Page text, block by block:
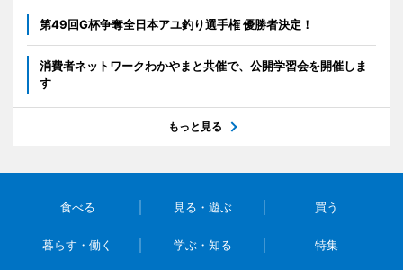
第49回G杯争奪全日本アユ釣り選手権 優勝者決定！
消費者ネットワークわかやまと共催で、公開学習会を開催しま
す
もっと見る
食べる 見る・遊ぶ 買う
暮らす・働く 学ぶ・知る 特集